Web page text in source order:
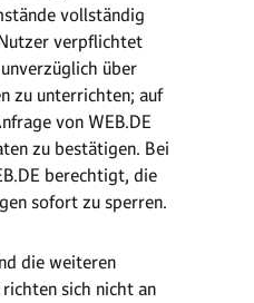
vollständig
verpflichtet
über
zu unterrichten; auf
von WEB.DE
zu bestätigen. Bei
berechtigt, die
sofort zu sperren.
die weiteren
sich nicht an